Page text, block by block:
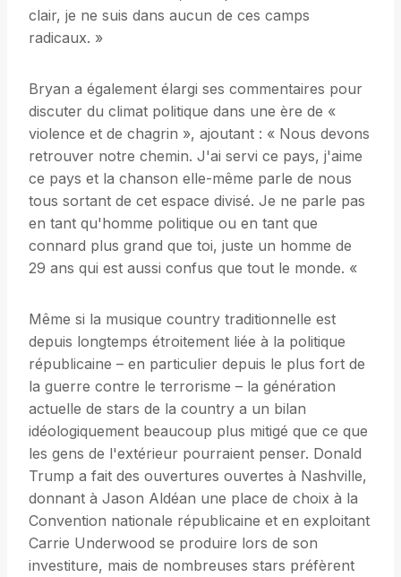
clair, je ne suis dans aucun de ces camps
radicaux. »
Bryan a également élargi ses commentaires pour
discuter du climat politique dans une ère de «
violence et de chagrin », ajoutant : « Nous devons
retrouver notre chemin. J'ai servi ce pays, j'aime
ce pays et la chanson elle-même parle de nous
tous sortant de cet espace divisé. Je ne parle pas
en tant qu'homme politique ou en tant que
connard plus grand que toi, juste un homme de
29 ans qui est aussi confus que tout le monde. «
Même si la musique country traditionnelle est
depuis longtemps étroitement liée à la politique
républicaine – en particulier depuis le plus fort de
la guerre contre le terrorisme – la génération
actuelle de stars de la country a un bilan
idéologiquement beaucoup plus mitigé que ce que
les gens de l'extérieur pourraient penser. Donald
Trump a fait des ouvertures ouvertes à Nashville,
donnant à Jason Aldéan une place de choix à la
Convention nationale républicaine et en exploitant
Carrie Underwood se produire lors de son
investiture, mais de nombreuses stars préfèrent